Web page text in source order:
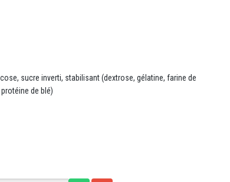
sucre inverti, stabilisant (dextrose, gélatine, farine de
de blé)